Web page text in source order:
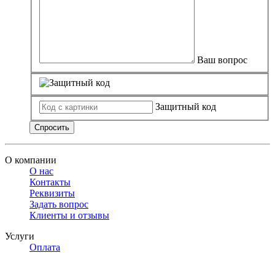
Ваш вопрос
Защитный код
Спросить
О компании
О нас
Контакты
Реквизиты
Задать вопрос
Клиенты и отзывы
Услуги
Оплата